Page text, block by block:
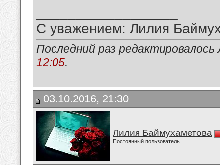
С уважением: Лилия
Последний раз
12:05.
03.10.2016, 21:30
Лилия Баймухаметова
Постоянный пользователь